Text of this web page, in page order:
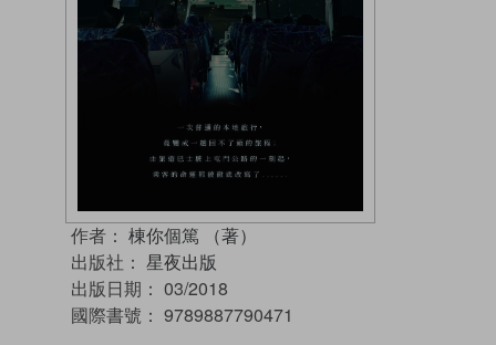
作者： 棟你個篤 （著）
出版社： 星夜出版
出版日期： 03/2018
國際書號： 9789887790471